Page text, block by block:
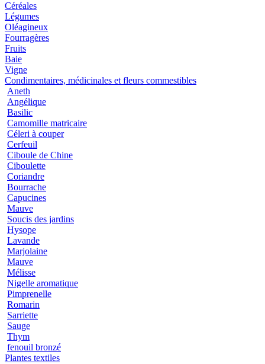
Céréales
Légumes
Oléagineux
Fourragères
Fruits
Baie
Vigne
Condimentaires, médicinales et fleurs commestibles
Aneth
Angélique
Basilic
Camomille matricaire
Céleri à couper
Cerfeuil
Ciboule de Chine
Ciboulette
Coriandre
Bourrache
Capucines
Mauve
Soucis des jardins
Hysope
Lavande
Marjolaine
Mauve
Mélisse
Nigelle aromatique
Pimprenelle
Romarin
Sarriette
Sauge
Thym
fenouil bronzé
Plantes textiles